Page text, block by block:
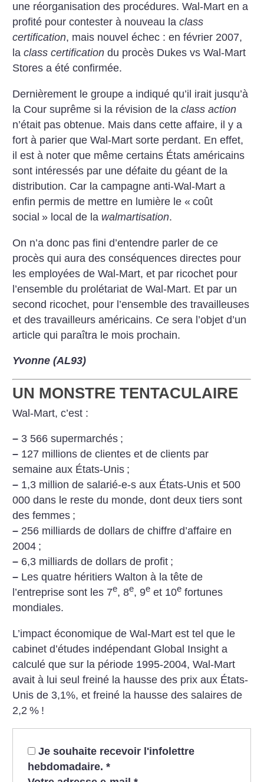
une réorganisation des procédures. Wal-Mart en a
profité pour contester à nouveau laclass
certification, mais nouvel échec : en février 2007,
laclass certification du procès Dukes vs Wal-Mart
Stores a été confirmée.
Dernièrement le groupe a indiqué qu’il irait jusqu’à
la Cour suprême si la révision de laclass action
n’était pas obtenue. Mais dans cette affaire, il y a
fort à parier que Wal-Mart sorte perdant. En effet,
il est à noter que même certains États américains
sont intéressés par une défaite du géant de la
distribution. Car la campagne anti-Wal-Mart a
enfin permis de mettre en lumière le « coût
social » local de la walmartisation.
On n’a donc pas fini d’entendre parler de ce
procès qui aura des conséquences directes pour
les employées de Wal-Mart, et par ricochet pour
l’ensemble du prolétariat de Wal-Mart. Et par un
second ricochet, pour l’ensemble des travailleuses
et des travailleurs américains. Ce sera l’objet d’un
article qui paraîtra le mois prochain.
Yvonne (AL93)
UN MONSTRE TENTACULAIRE
Wal-Mart, c’est :
– 3 566 supermarchés ;
– 127 millions de clientes et de clients par
semaine aux États-Unis ;
– 1,3 million de salarié-e-s aux États-Unis et 500
000 dans le reste du monde, dont deux tiers sont
des femmes ;
– 256 milliards de dollars de chiffre d’affaire en
2004 ;
– 6,3 milliards de dollars de profit ;
– Les quatre héritiers Walton à la tête de
l’entreprise sont les 7e, 8e, 9e et 10e fortunes
mondiales.
L’impact économique de Wal-Mart est tel que le
cabinet d’études indépendant Global Insight a
calculé que sur la période 1995-2004, Wal-Mart
avait à lui seul freiné la hausse des prix aux États-
Unis de 3,1%, et freiné la hausse des salaires de
2,2 % !
Je souhaite recevoir l'infolettre
hebdomadaire. *